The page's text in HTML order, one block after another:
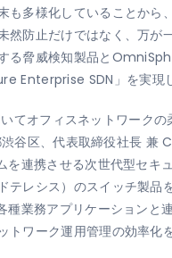
多様化していることか
防止だけではなく、万
る脅威検知製品と
Enterprise SDN」を実現
オフィスネットワークの
区、代表取締役社長 兼
を連携させる次世代型セ
テレシス）のスイッチ製
業務アプリケーション
ワーク運用管理の効率化